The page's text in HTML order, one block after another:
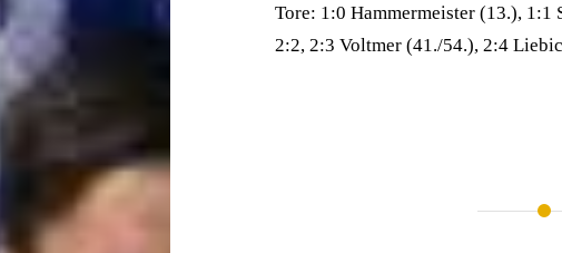
Tore: 1:0 Hammermeister (13.), 1:1
2:2, 2:3 Voltmer (41./54.), 2:4